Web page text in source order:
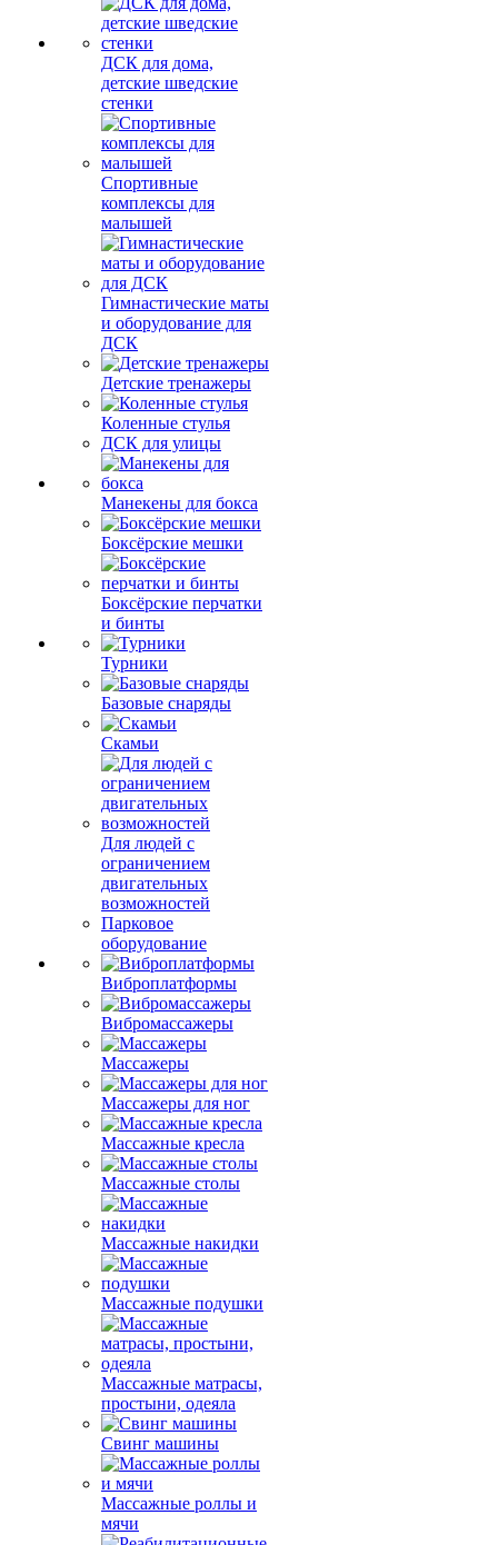
ДСК для дома,
детские шведские
стенки
Спортивные
комплексы для
малышей
Гимнастические маты
и оборудование для
ДСК
Детские тренажеры
Коленные стулья
ДСК для улицы
Манекены для бокса
Боксёрские мешки
Боксёрские перчатки
и бинты
Турники
Базовые снаряды
Скамьи
Для людей с
ограничением
двигательных
возможностей
Парковое
оборудование
Виброплатформы
Вибромассажеры
Массажеры
Массажеры для ног
Массажные кресла
Массажные столы
Массажные накидки
Массажные подушки
Массажные матрасы,
простыни, одеяла
Свинг машины
Массажные роллы и
мячи